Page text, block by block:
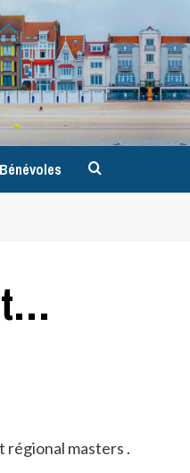
Bénévoles
régional masters .